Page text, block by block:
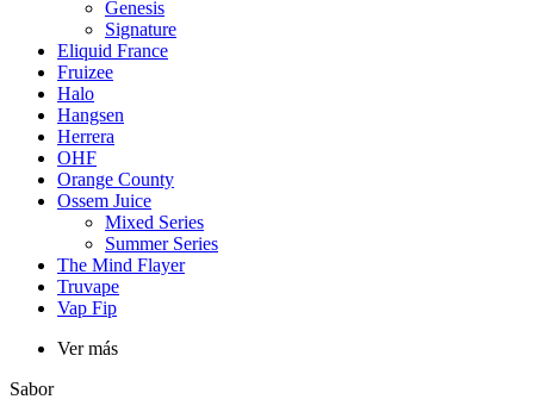
Genesis
Signature
Eliquid France
Fruizee
Halo
Hangsen
Herrera
OHF
Orange County
Ossem Juice
Mixed Series
Summer Series
The Mind Flayer
Truvape
Vap Fip
Ver más
Sabor